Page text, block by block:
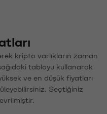
kripto varlıkların zaman
tabloyu kullanarak
ve en düşük fiyatları
Seçtiğiniz